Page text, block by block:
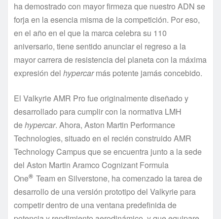
ha demostrado con mayor firmeza que nuestro ADN se
forja en la esencia misma de la competición. Por eso,
en el año en el que la marca celebra su 110
aniversario, tiene sentido anunciar el regreso a la
mayor carrera de resistencia del planeta con la máxima
expresión del hypercarmás potente jamás concebido.
El Valkyrie AMR Pro fue originalmente diseñado y
desarrollado para cumplir con la normativa LMH
dehypercar. Ahora, Aston Martin Performance
Technologies, situado en el recién construido AMR
Technology Campus que se encuentra junto a la sede
del Aston Martin Aramco Cognizant Formula
One® Team en Silverstone, ha comenzado la tarea de
desarrollo de una versión prototipo del Valkyrie para
competir dentro de una ventana predefinida de